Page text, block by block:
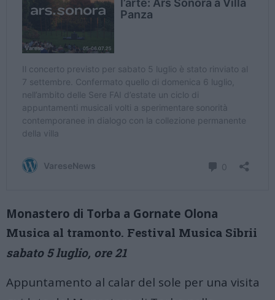
Monastero di Torba a Gornate Olona
Musica al tramonto. Festival Musica Sibrii
sabato 5 luglio, ore 21
Appuntamento al calar del sole per una visita